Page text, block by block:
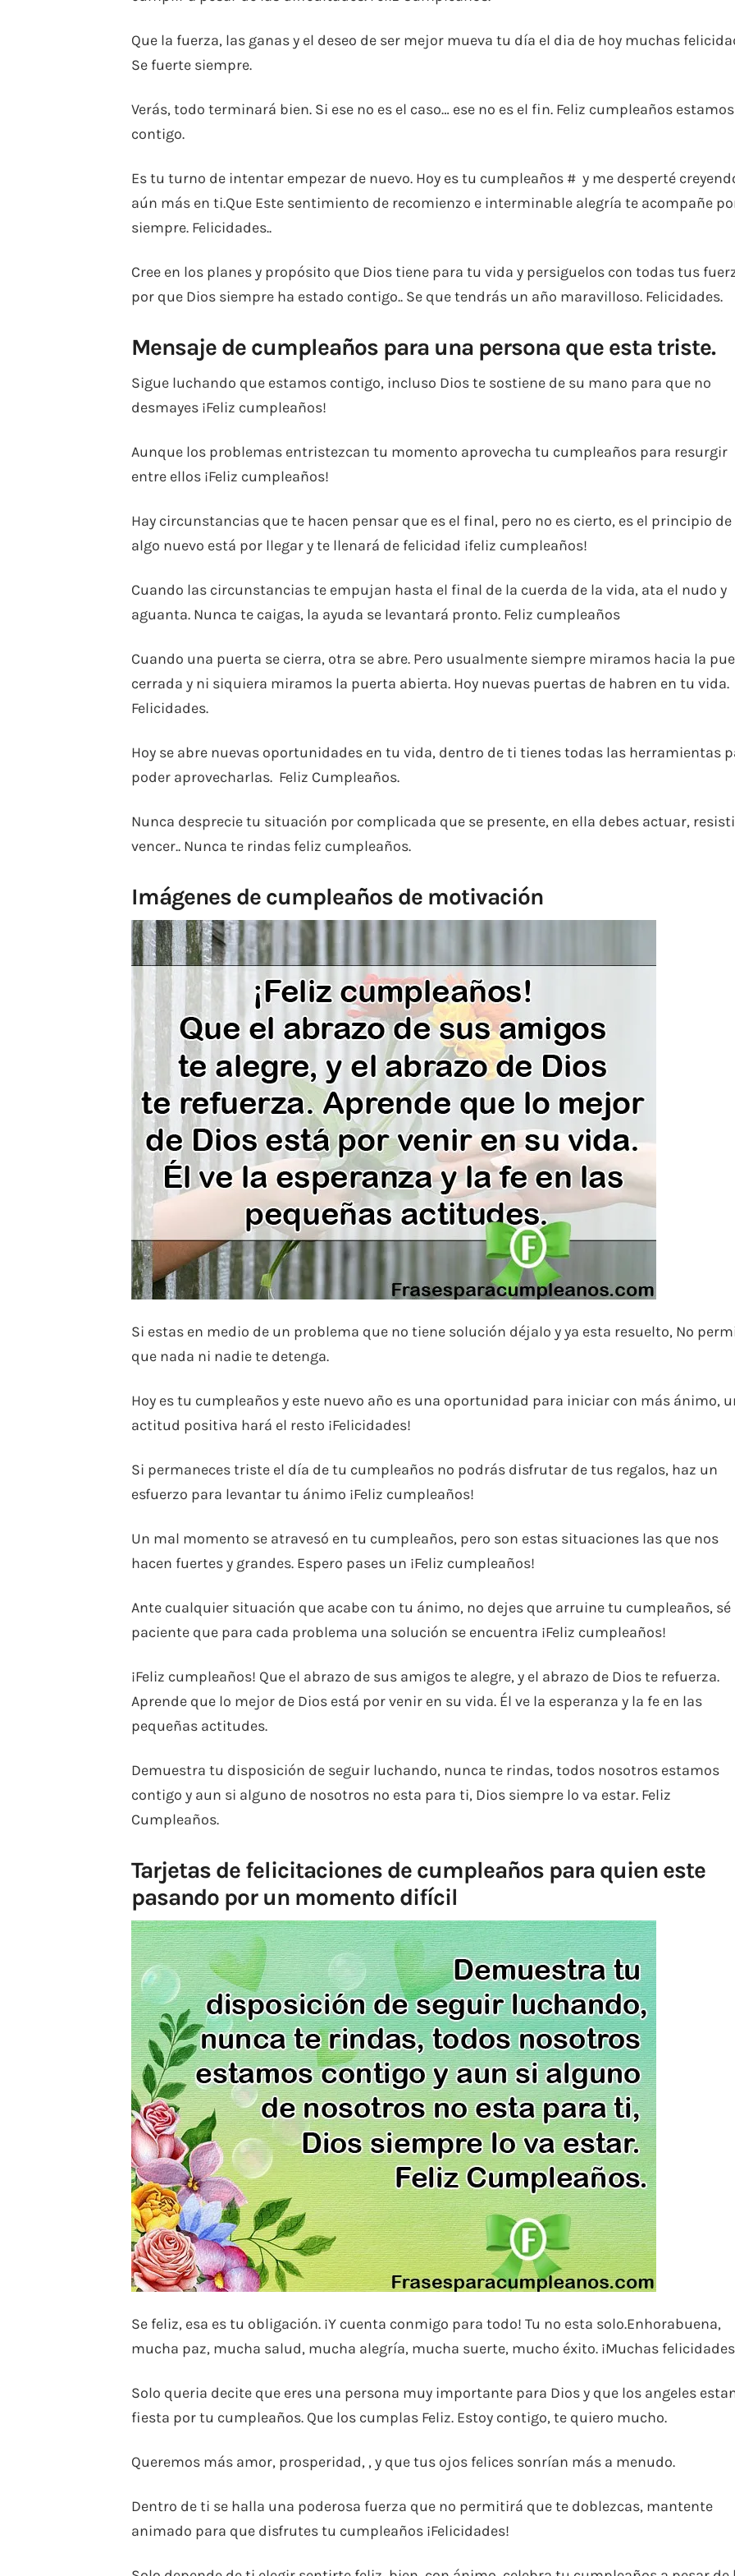
Que la fuerza, las ganas y el deseo de ser mejor mueva tu día el dia de hoy muchas
Se fuerte siempre.
Verás, todo terminará bien. Si ese no es el caso… ese no es el fin. Feliz cumpleaños estamos
contigo.
Es tu turno de intentar empezar de nuevo. Hoy es tu cumpleaños # y me desperté
aún más en ti.Que Este sentimiento de recomienzo e interminable alegría te acompañe
siempre. Felicidades..
Cree en los planes y propósito que Dios tiene para tu vida y persiguelos con todas tus
por que Dios siempre ha estado contigo.. Se que tendrás un año maravilloso. Felicidades.
Mensaje de cumpleaños para una persona que esta triste.
Sigue luchando que estamos contigo, incluso Dios te sostiene de su mano para que no
desmayes ¡Feliz cumpleaños!
Aunque los problemas entristezcan tu momento aprovecha tu cumpleaños para resurgir
entre ellos ¡Feliz cumpleaños!
Hay circunstancias que te hacen pensar que es el final, pero no es cierto, es el principio de
algo nuevo está por llegar y te llenará de felicidad ¡feliz cumpleaños!
Cuando las circunstancias te empujan hasta el final de la cuerda de la vida, ata el nudo y
aguanta. Nunca te caigas, la ayuda se levantará pronto. Feliz cumpleaños
Cuando una puerta se cierra, otra se abre. Pero usualmente siempre miramos hacia la
cerrada y ni siquiera miramos la puerta abierta. Hoy nuevas puertas de habren en tu vida.
Felicidades.
Hoy se abre nuevas oportunidades en tu vida, dentro de ti tienes todas las herramientas
poder aprovecharlas. Feliz Cumpleaños.
Nunca desprecie tu situación por complicada que se presente, en ella debes actuar,
vencer.. Nunca te rindas feliz cumpleaños.
Imágenes de cumpleaños de motivación
Si estas en medio de un problema que no tiene solución déjalo y ya esta resuelto, No
que nada ni nadie te detenga.
Hoy es tu cumpleaños y este nuevo año es una oportunidad para iniciar con más ánimo,
actitud positiva hará el resto ¡Felicidades!
Si permaneces triste el día de tu cumpleaños no podrás disfrutar de tus regalos, haz un
esfuerzo para levantar tu ánimo ¡Feliz cumpleaños!
Un mal momento se atravesó en tu cumpleaños, pero son estas situaciones las que nos
hacen fuertes y grandes. Espero pases un ¡Feliz cumpleaños!
Ante cualquier situación que acabe con tu ánimo, no dejes que arruine tu cumpleaños, sé
paciente que para cada problema una solución se encuentra ¡Feliz cumpleaños!
¡Feliz cumpleaños! Que el abrazo de sus amigos te alegre, y el abrazo de Dios te refuerza.
Aprende que lo mejor de Dios está por venir en su vida. Él ve la esperanza y la fe en las
pequeñas actitudes.
Demuestra tu disposición de seguir luchando, nunca te rindas, todos nosotros estamos
contigo y aun si alguno de nosotros no esta para ti, Dios siempre lo va estar. Feliz
Cumpleaños.
Tarjetas de felicitaciones de cumpleaños para quien este
pasando por un momento difícil
Se feliz, esa es tu obligación. ¡Y cuenta conmigo para todo! Tu no esta solo.Enhorabuena,
mucha paz, mucha salud, mucha alegría, mucha suerte, mucho éxito. ¡Muchas
Solo queria decite que eres una persona muy importante para Dios y que los angeles
fiesta por tu cumpleaños. Que los cumplas Feliz. Estoy contigo, te quiero mucho.
Queremos más amor, prosperidad, , y ​​que tus ojos felices sonrían más a menudo.
Dentro de ti se halla una poderosa fuerza que no permitirá que te doblezcas, mantente
animado para que disfrutes tu cumpleaños ¡Felicidades!